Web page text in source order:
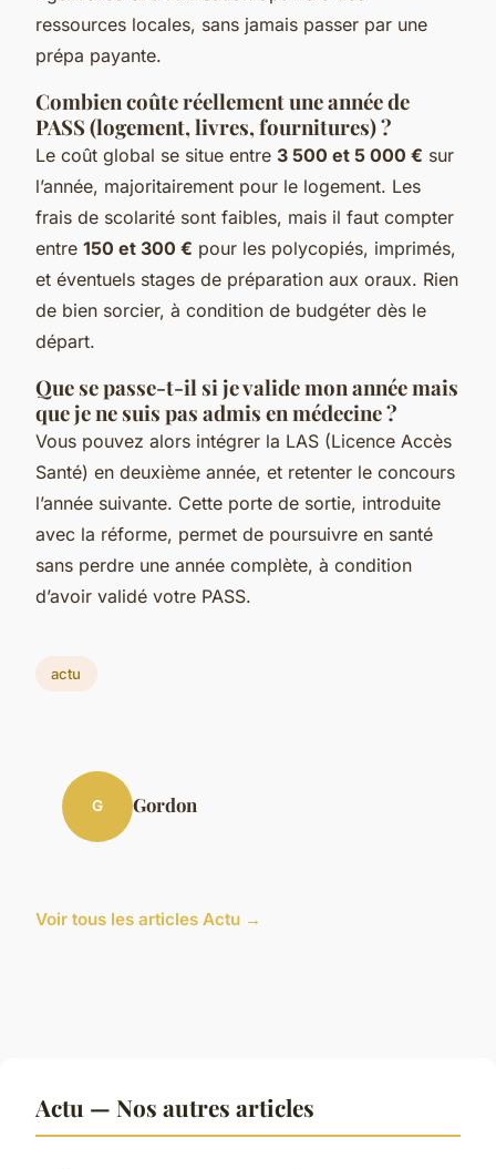
ressources locales, sans jamais passer par une
prépa payante.
Combien coûte réellement une année de
PASS (logement, livres, fournitures) ?
Le coût global se situe entre 3 500 et 5 000 € sur
l’année, majoritairement pour le logement. Les
frais de scolarité sont faibles, mais il faut compter
entre 150 et 300 € pour les polycopiés, imprimés,
et éventuels stages de préparation aux oraux. Rien
de bien sorcier, à condition de budgéter dès le
départ.
Que se passe-t-il si je valide mon année mais
que je ne suis pas admis en médecine ?
Vous pouvez alors intégrer la LAS (Licence Accès
Santé) en deuxième année, et retenter le concours
l’année suivante. Cette porte de sortie, introduite
avec la réforme, permet de poursuivre en santé
sans perdre une année complète, à condition
d’avoir validé votre PASS.
actu
G Gordon
Voir tous les articles Actu →
Actu — Nos autres articles